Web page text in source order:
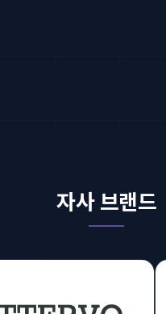
자사 브랜드